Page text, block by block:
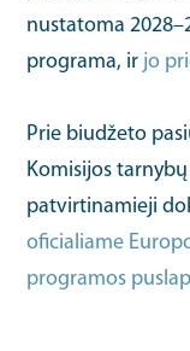
nustatoma
programa, ir jo
Prie biudžeto
Komisijos
patvirtinamieji
oficialiame
programos